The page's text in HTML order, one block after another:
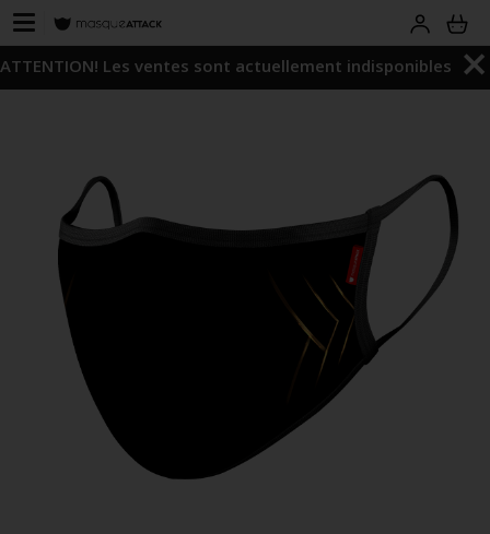
ATTENTION! Les ventes sont actuellement indisponibles